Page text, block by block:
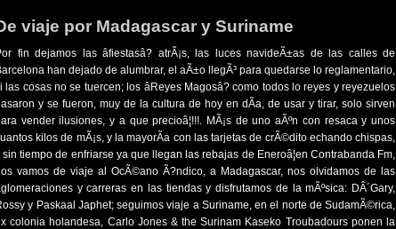
viaje por Madagascar y Suriname
fin dejamos las âfiestasâ? atrÃ¡s, las luces navideÃ±as de las calles de
han dejado de alumbrar, el aÃ±o llegÃ³ para quedarse lo reglamentario,
las cosas no se tuercen; los âReyes Magosâ? como todos lo reyes y reyezuelos
y se fueron, muy de la cultura de hoy en dÃ­a, de usar y tirar, solo sirven
vender ilusiones, y a que precioâ¦!!!. MÃ¡s de uno aÃºn con resaca y unos
kilos de mÃ¡s, y la mayorÃ­a con las tarjetas de crÃ©dito echando chispas,
sin tiempo de enfriarse ya que llegan las rebajas de Eneroâ¦en Contrabanda Fm,
vamos de viaje al OcÃ©ano Ã?ndico, a Madagascar, nos olvidamos de las
y carreras en las tiendas y disfrutamos de la mÃºsica: DÂ´Gary,
y Paskaal Japhet; seguimos viaje a Suriname, en el norte de SudamÃ©rica,
colonia holandesa, Carlo Jones & the Surinam Kaseko Troubadours ponen la